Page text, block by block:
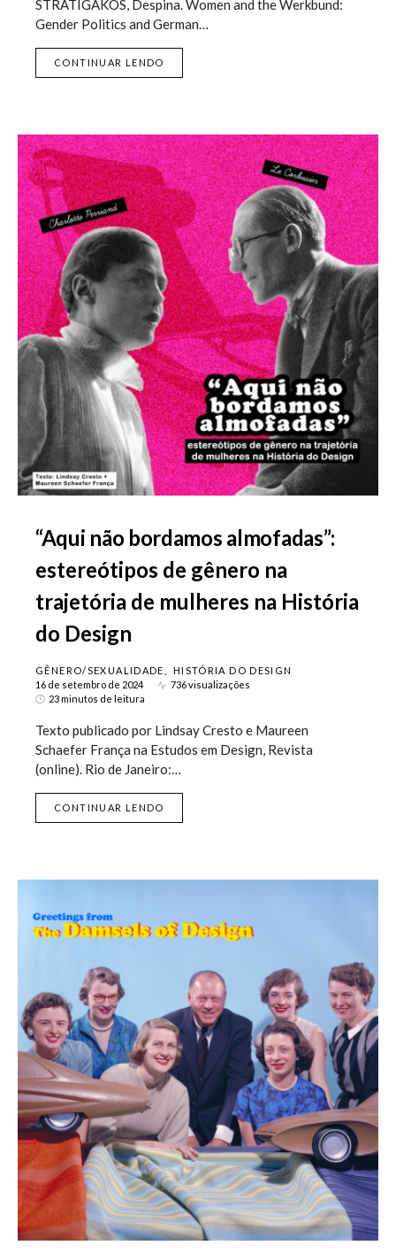
STRATIGAKOS, Despina. Women and the Werkbund:
Gender Politics and German…
CONTINUAR LENDO
“Aqui não bordamos almofadas”:
estereótipos de gênero na
trajetória de mulheres na História
do Design
GÊNERO/SEXUALIDADE
HISTÓRIA DO DESIGN
16 de setembro de 2024
736 visualizações
23 minutos de leitura
Texto publicado por Lindsay Cresto e Maureen
Schaefer França na Estudos em Design, Revista
(online). Rio de Janeiro:…
CONTINUAR LENDO